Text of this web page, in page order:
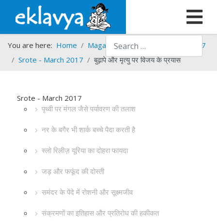
Search
You are here: Home Magazines Srote
Srote - 2017
Srote - March 2017
बुढ़ापे और मृत्यु पर विजय के प्रयास
Srote - March 2017
पृथ्वी पर मंगल जैसे पर्यावरण की तलाश
नर के बगैर भी शार्क बच्चे पैदा करती है
स्लो रिलीज़ यूरिया का दोहरा फायदा
जड़ और फफूंद की दोस्ती
समंदर के पेंदे में रोशनी और सूक्ष्मजीव
संक्रमणों का इतिहास और प्रतिरोध की हकीकत